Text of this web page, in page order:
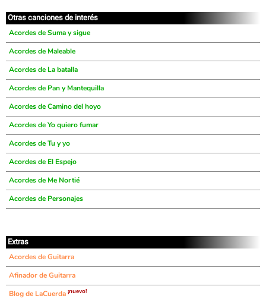
Otras canciones de interés
Acordes de Suma y sigue
Acordes de Maleable
Acordes de La batalla
Acordes de Pan y Mantequilla
Acordes de Camino del hoyo
Acordes de Yo quiero fumar
Acordes de Tu y yo
Acordes de El Espejo
Acordes de Me Nortié
Acordes de Personajes
Extras
Acordes de Guitarra
Afinador de Guitarra
Blog de LaCuerda ¡nuevo!